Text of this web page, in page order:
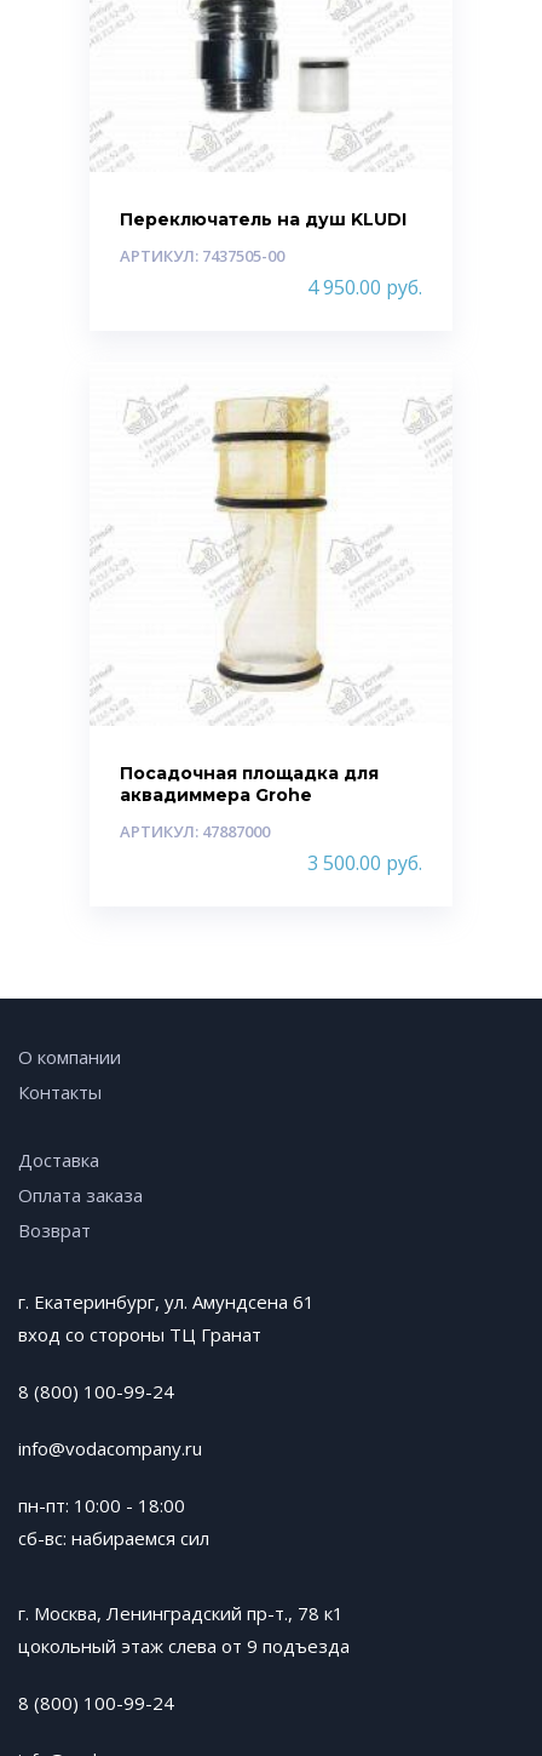
Переключатель на душ KLUDI
АРТИКУЛ: 7437505-00
4 950.00 руб.
Посадочная площадка для
аквадиммера Grohe
АРТИКУЛ: 47887000
3 500.00 руб.
О компании
Контакты
Доставка
Оплата заказа
Возврат
г. Екатеринбург, ул. Амундсена 61
вход со стороны ТЦ Гранат
8 (800) 100-99-24
info@vodacompany.ru
пн-пт: 10:00 - 18:00
сб-вс: набираемся сил
г. Москва, Ленинградский пр-т., 78 к1
цокольный этаж слева от 9 подъезда
8 (800) 100-99-24